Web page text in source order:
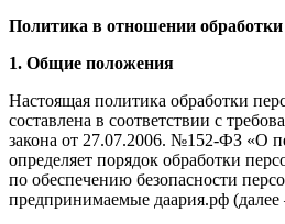
Политика в отношении
1. Общие положения
Настоящая политика обработки
составлена в соответствии с
закона от 27.07.2006. №152-ФЗ «О
определяет порядок обработки
по обеспечению безопасности
предпринимаемые даария.рф (далее